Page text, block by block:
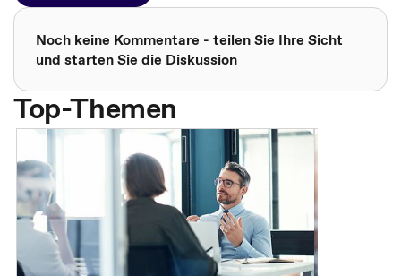
Noch keine Kommentare - teilen Sie Ihre Sicht
und starten Sie die Diskussion
Top-Themen